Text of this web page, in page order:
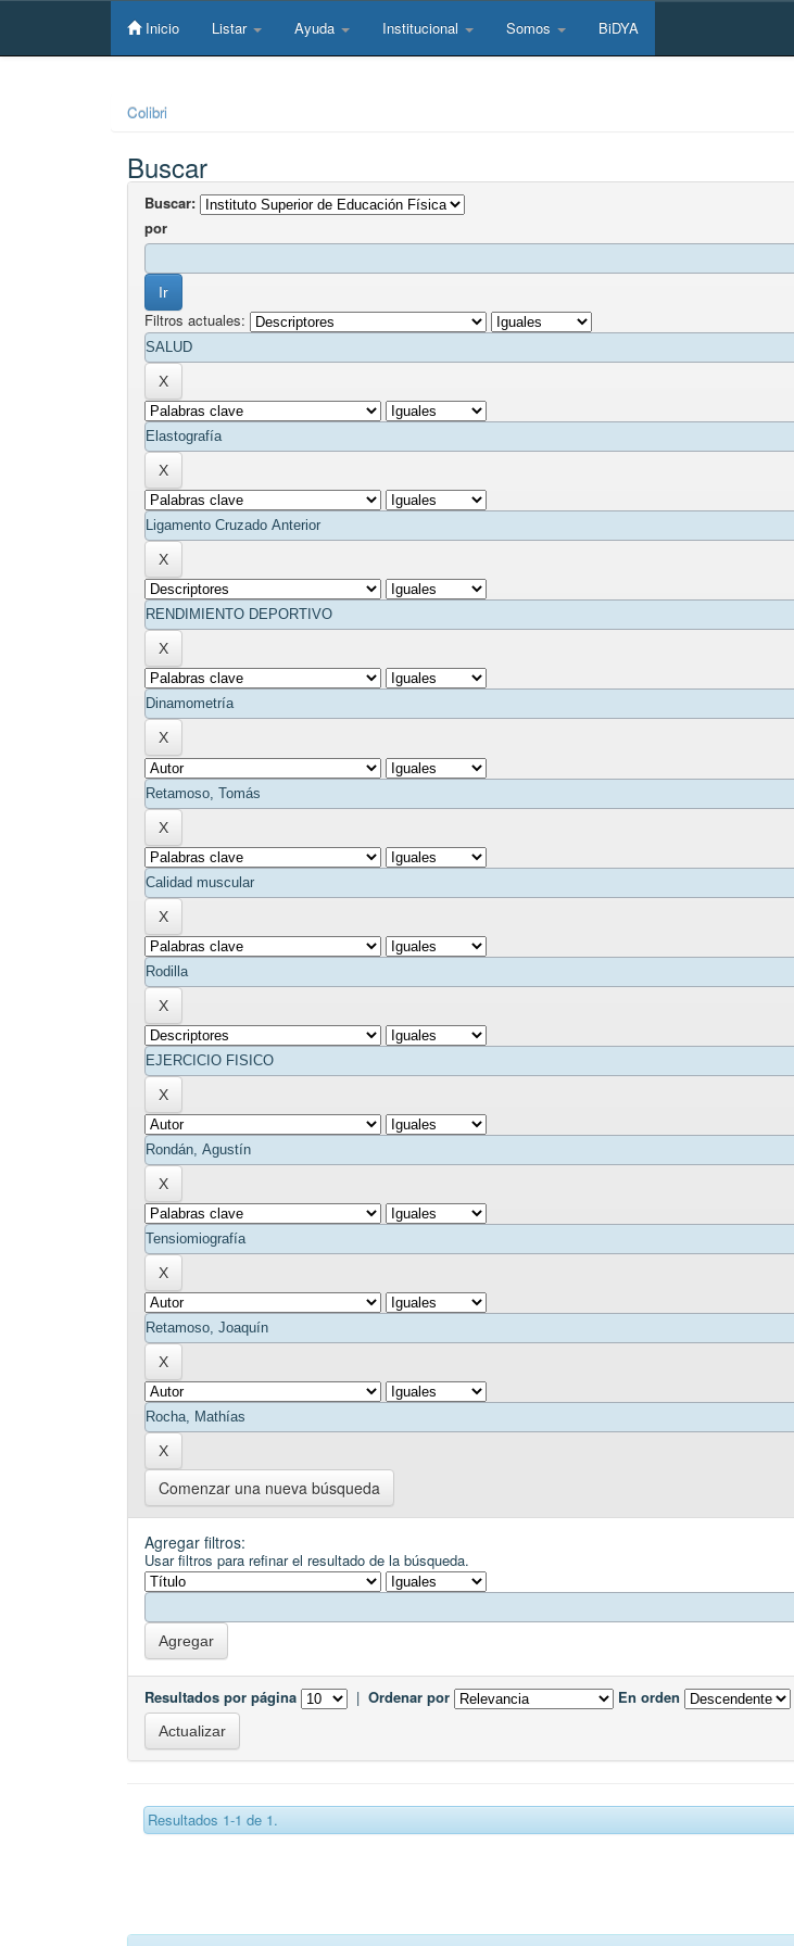
Skip
Inicio Listar Ayuda Institucional Somos BiDYA
Colibri
Buscar
Buscar:
por
Filtros actuales:
Comenzar una nueva búsqueda
Agregar filtros:
Usar filtros para refinar el resultado de la búsqueda.
Resultados por página | Ordenar por En orden
Resultados 1-1 de 1.